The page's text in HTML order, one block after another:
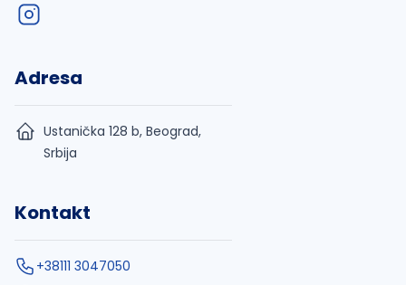
Adresa
Ustanička 128 b, Beograd,
Srbija
Kontakt
+38111 3047050